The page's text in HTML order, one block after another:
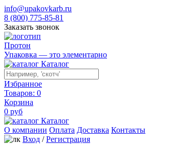
info@upakovkarb.ru
8 (800) 775-85-81
Заказать звонок
Протон
Упаковка — это элементарно
Каталог
Избранное
Товаров: 0
Корзина
0 руб
Каталог
О компании Оплата Доставка Контакты
Вход / Регистрация